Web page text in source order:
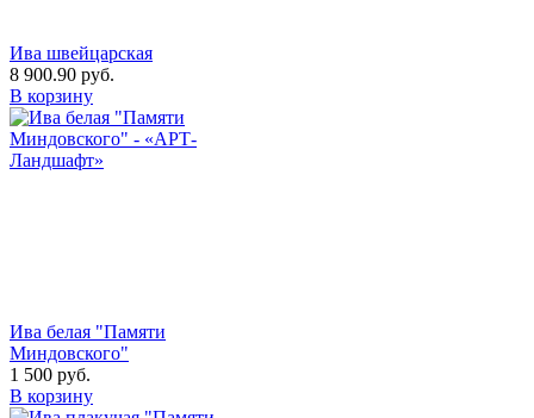
Ива швейцарская
8 900.90 руб.
В корзину
Ива белая "Памяти
Миндовского"
1 500 руб.
В корзину